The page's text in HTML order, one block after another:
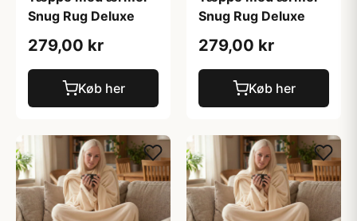
Snug Rug Deluxe
279,00 kr
Køb her
Snug Rug Deluxe
279,00 kr
Køb her